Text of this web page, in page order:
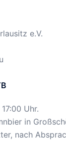
e.V.
Uhr.
in
nach